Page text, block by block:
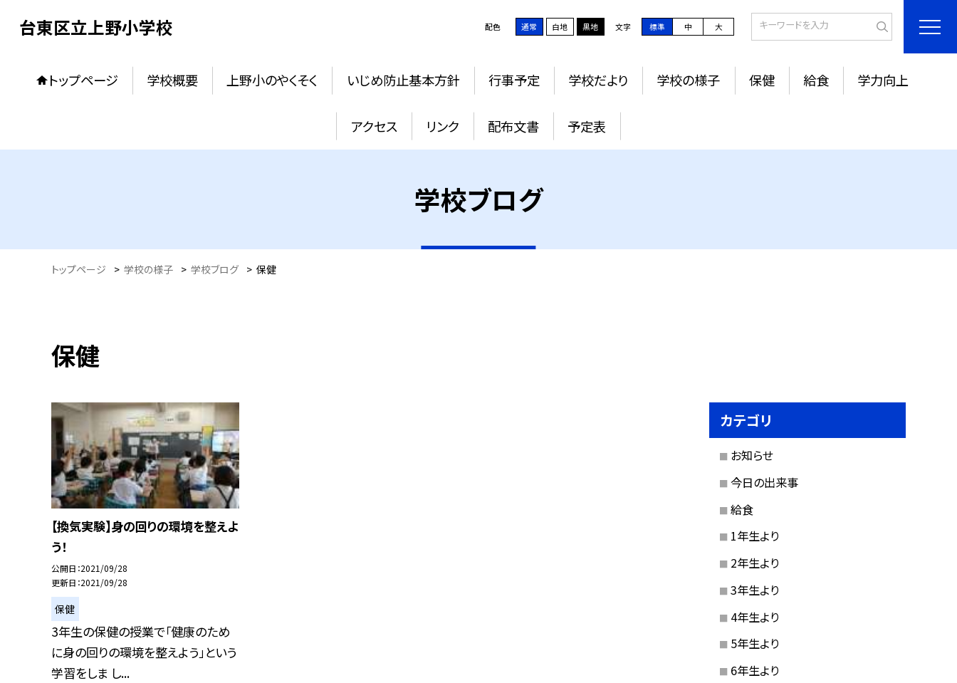
台東区立上野小学校 配色 通常 白地 黒地 文字 標準 中 大
トップページ 学校概要 上野小のやくそく いじめ防止基本方針 行事予定 学校だより 学校の様子 保健 給食 学力向上
アクセス リンク 配布文書 予定表
学校ブログ
トップページ > 学校の様子 > 学校ブログ > 保健
保健
【換気実験】身の回りの環境を整えよ
う！
公開日 2021/09/28
更新日 2021/09/28
保健
3年生の保健の授業で「健康のため
に身の回りの環境を整えよう」という
学習をしま し...
カテゴリ
お知らせ
今日の出来事
給食
1年生より
2年生より
3年生より
4年生より
5年生より
6年生より